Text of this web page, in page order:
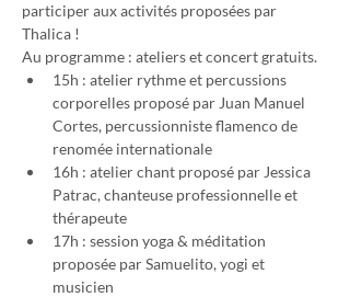
participer aux activités proposées par
Thalica !
Au programme : ateliers et concert gratuits.
15h : atelier rythme et percussions
corporelles proposé par Juan Manuel
Cortes, percussionniste flamenco de
renomée internationale
16h : atelier chant proposé par Jessica
Patrac, chanteuse professionnelle et
thérapeute
17h : session yoga & méditation
proposée par Samuelito, yogi et
musicien